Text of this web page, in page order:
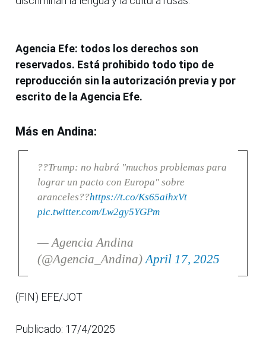
Agencia Efe: todos los derechos son
reservados. Está prohibido todo tipo de
reproducción sin la autorización previa y por
escrito de la Agencia Efe.
Más en Andina:
??Trump: no habrá "muchos problemas para
lograr un pacto con Europa" sobre
aranceles??https://t.co/Ks65aihxVt
pic.twitter.com/Lw2gy5YGPm
— Agencia Andina
(@Agencia_Andina) April 17, 2025
(FIN) EFE/JOT
Publicado: 17/4/2025